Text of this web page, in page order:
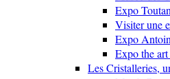
Expo
Visiter une
Expo
Expo the
Les Cristalleries,